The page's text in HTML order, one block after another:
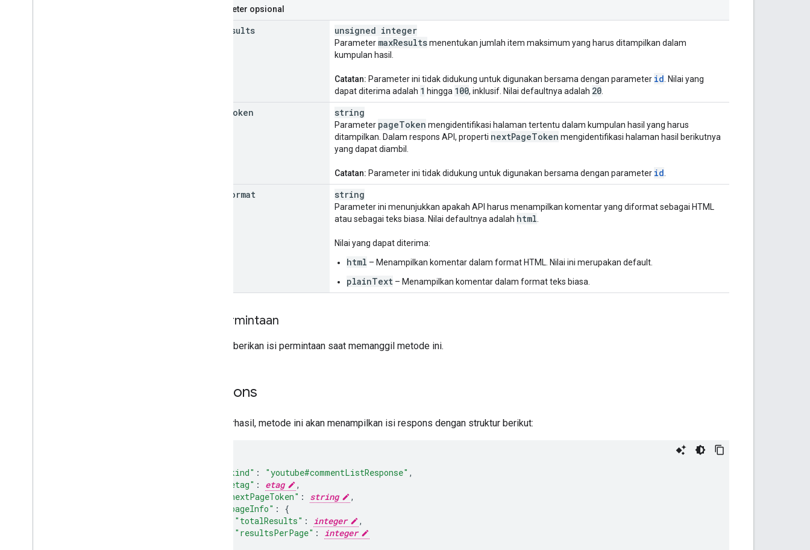
Parameter opsional
Results unsigned integer
Parameter maxResultsmenentukan jumlah item maksimum yang harus ditampilkan dalam
kumpulan hasil.
Catatan: Parameter ini tidak didukung untuk digunakan bersama dengan parameter id . Nilai yang
dapat diterima adalah 1 hingga 100, inklusif. Nilai defaultnya adalah 20
Token string
Parameter pageToken mengidentifikasi halaman tertentu dalam kumpulan hasil yang harus
ditampilkan. Dalam respons API, properti nextPageToken mengidentifikasi halaman hasil berikutnya
yang dapat diambil.
Catatan: Parameter ini tidak didukung untuk digunakan bersama dengan parameter id
Format string
Parameter ini menunjukkan apakah API harus menampilkan komentar yang diformat sebagai HTML
atau sebagai teks biasa. Nilai defaultnya adalah html
Nilai yang dapat diterima:
html – Menampilkan komentar dalam format HTML. Nilai ini merupakan default.
plainText – Menampilkan komentar dalam format teks biasa.
Isi permintaan
Jangan berikan isi permintaan saat memanggil metode ini.
Respons
Jika berhasil, metode ini akan menampilkan isi respons dengan struktur berikut:
"kind" : "youtube#commentListResponse" ,
"etag" : etag
,
"nextPageToken" : string
,
"pageInfo" :
{
"totalResults" : integer
,
"resultsPerPage" :
integer